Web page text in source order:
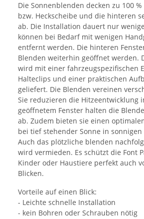
Die Sonnenblenden decken zu 100
bzw. Heckscheibe und die hinteren
ab. Die Installation dauert nur
können bei Bedarf mit wenigen
entfernt werden. Die hinteren
Blenden weiterhin geöffnet werden.
wird mit einer fahrzeugspezifischen
Halteclips und einer praktischen
geliefert. Die Blenden vereinen
Sie reduzieren die Hitzeentwicklung
geöffnetem Fenster halten die
ab. Zudem bieten sie einen
bei tief stehender Sonne in sonnigen
Auch das plötzliche blenden
wird vermieden. Es schützt die Font
Kinder oder Haustiere perfekt auch
Blicken.
Vorteile auf einen Blick:
- Leichte schnelle Installation
- kein Bohren oder Schrauben nötig